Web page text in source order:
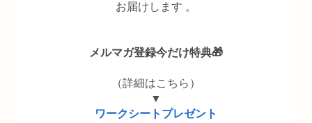
お届けします 。
メルマガ登録今だけ特典🎁
（詳細はこちら）
▼
ワークシートプレゼント